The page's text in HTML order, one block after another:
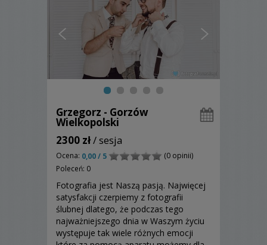
Grzegorz - Gorzów
Wielkopolski
2300 zł/ sesja
Ocena: 0,00 / 5
(0 opinii)
Poleceń: 0
Fotografia jest Naszą pasją. Najwięcej
satysfakcji czerpiemy z fotografii
ślubnej dlatego, że podczas tego
najważniejszego dnia w Waszym życiu
występuje tak wiele różnych emocji